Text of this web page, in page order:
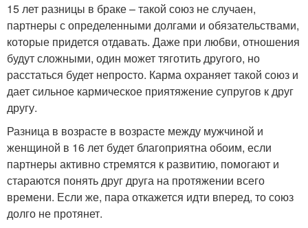
15 лет разницы в браке – такой союз не случаен,
партнеры с определенными долгами и обязательствами,
которые придется отдавать. Даже при любви, отношения
будут сложными, один может тяготить другого, но
расстаться будет непросто. Карма охраняет такой союз и
дает сильное кармическое приятяжение супругов к друг
другу.
Разница в возрасте в возрасте между мужчиной и
женщиной в 16 лет будет благоприятна обоим, если
партнеры активно стремятся к развитию, помогают и
стараются понять друг друга на протяжении всего
времени. Если же, пара откажется идти вперед, то союз
долго не протянет.